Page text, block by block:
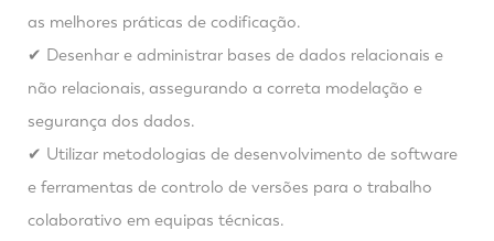
as melhores práticas de codificação.
✔ Desenhar e administrar bases de dados relacionais e
não relacionais, assegurando a correta modelação e
segurança dos dados.
✔ Utilizar metodologias de desenvolvimento de software
e ferramentas de controlo de versões para o trabalho
colaborativo em equipas técnicas.